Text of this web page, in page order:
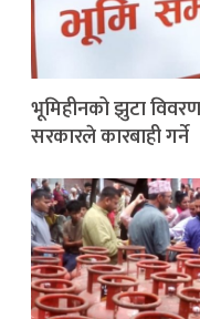
भूमिहीनको झुटा
सरकारले कारबाही गर्ने